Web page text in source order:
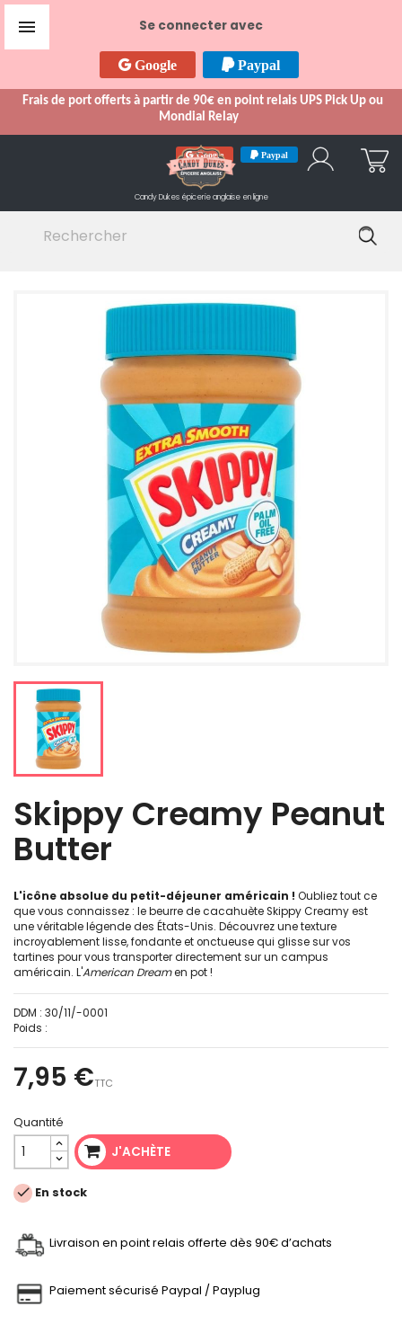
Se connecter avec
Google Paypal
Frais de port offerts à partir de 90€ en point relais UPS Pick Up ou
Mondial Relay

Google Paypal
Candy Dukes épicerie anglaise en ligne
Skippy Creamy Peanut
Butter
L'icône absolue du petit-déjeuner américain ! Oubliez tout ce
que vous connaissez : le beurre de cacahuète Skippy Creamy est
une véritable légende des États-Unis. Découvrez une texture
incroyablement lisse, fondante et onctueuse qui glisse sur vos
tartines pour vous transporter directement sur un campus
américain. L'American Dreamen pot !
DDM : 30/11/-0001
Poids :
7,95 €TTC
Quantité
J'ACHÈTE
 En stock
Livraison en point relais offerte dès 90€ d’achats
Paiement sécurisé Paypal / Payplug